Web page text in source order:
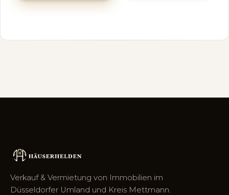
Verkauf & Vermietung von Immobilien im
Düsseldorfer Umland und Kreis Mettmann.